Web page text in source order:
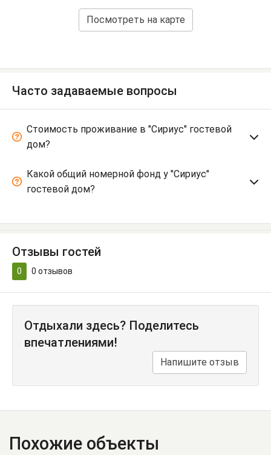
Посмотреть на карте
Часто задаваемые вопросы
Стоимость проживание в "Сириус" гостевой
дом?
Какой общий номерной фонд у "Сириус"
гостевой дом?
Отзывы гостей
0 0 отзывов
Отдыхали здесь? Поделитесь
впечатлениями!
Напишите отзыв
Похожие объекты